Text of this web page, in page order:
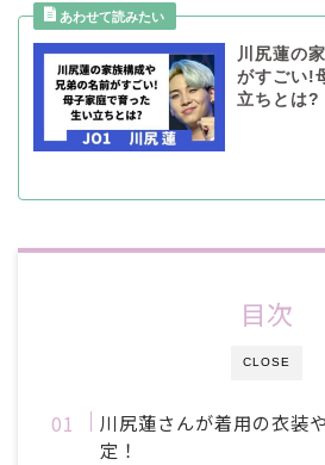
川尻蓮の
がすごい!
立ちとは?
CLOSE
目次
川尻蓮さんが着用の衣装
定！